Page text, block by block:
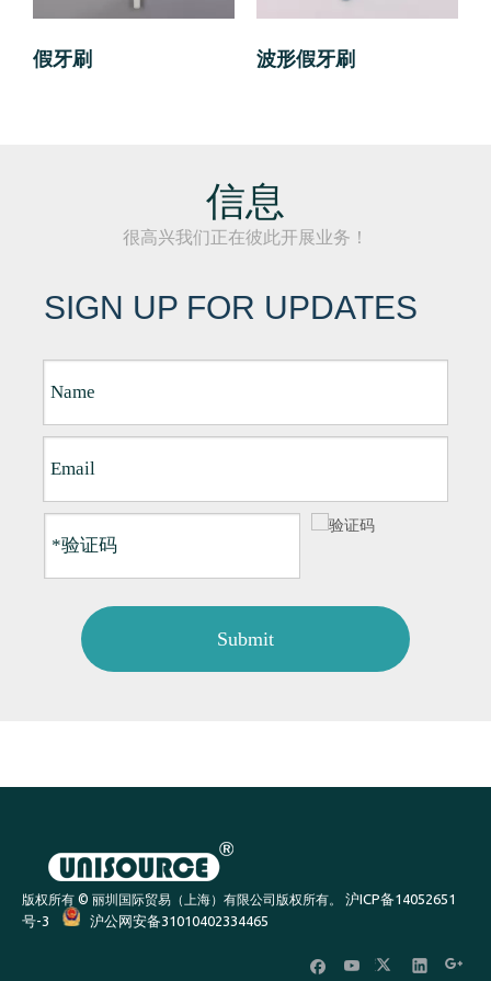
假牙刷 波形假牙刷
信息
很高兴我们正在彼此开展业务！
SIGN UP FOR UPDATES
Submit
版权所有 © 丽圳国际贸易（上海）有限公司版权所有。 沪ICP备14052651
号-3
沪公网安备31010402334465